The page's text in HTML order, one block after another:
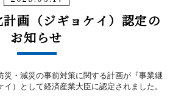
画（ジギョケイ）認定の
お知らせ
災・減災の事前対策に関する計画が『事業継
）として経済産業大臣に認定されました。